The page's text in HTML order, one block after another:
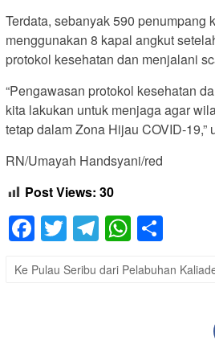
Terdata, sebanyak 590 penumpang
menggunakan 8 kapal angkut
protokol kesehatan dan menjalani
“Pengawasan protokol kesehatan
kita lakukan untuk menjaga agar
tetap dalam Zona Hijau COVID-19,”
RN/Umayah Handsyani/red
Post Views: 30
Facebook
TwitterTelegram
Ke Pulau Seribu dari Pelabuhan